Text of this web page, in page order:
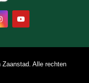
Alle rechten